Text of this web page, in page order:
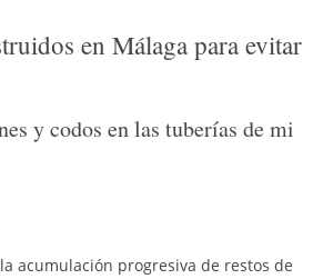
en Málaga para evitar
y codos en las tuberías de mi
acumulación progresiva de restos de